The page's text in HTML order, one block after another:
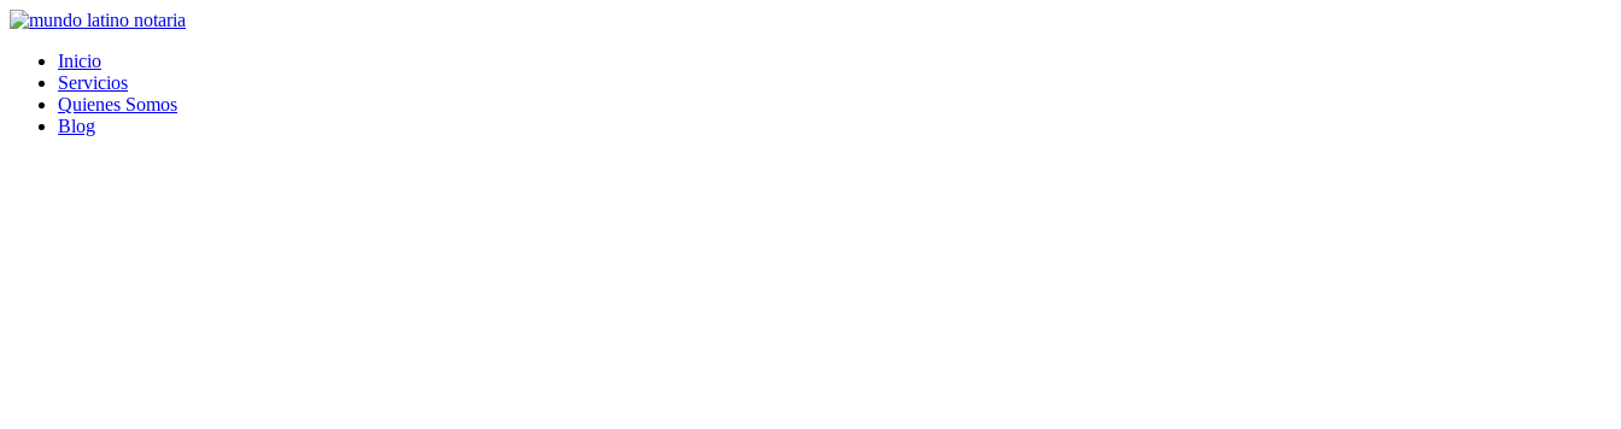
Saltar
contenido
Inicio
Servicios
Quienes Somos
Blog